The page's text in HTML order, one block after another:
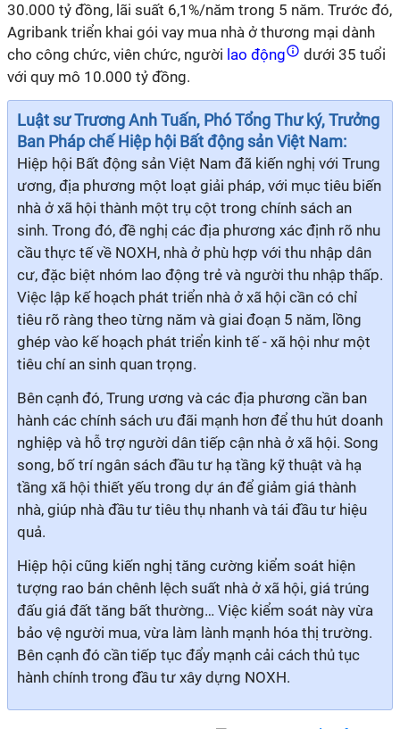
30.000 tỷ đồng, lãi suất 6,1%/năm trong 5 năm. Trước đó,
Agribank triển khai gói vay mua nhà ở thương mại dành
cho công chức, viên chức, người lao động
dưới 35 tuổi
với quy mô 10.000 tỷ đồng.
Luật sư Trương Anh Tuấn, Phó Tổng Thư ký, Trưởng
Ban Pháp chế Hiệp hội Bất động sản Việt Nam:
Hiệp hội Bất động sản Việt Nam đã kiến nghị với Trung
ương, địa phương một loạt giải pháp, với mục tiêu biến
nhà ở xã hội thành một trụ cột trong chính sách an
sinh. Trong đó, đề nghị các địa phương xác định rõ nhu
cầu thực tế về NOXH, nhà ở phù hợp với thu nhập dân
cư, đặc biệt nhóm lao động trẻ và người thu nhập thấp.
Việc lập kế hoạch phát triển nhà ở xã hội cần có chỉ
tiêu rõ ràng theo từng năm và giai đoạn 5 năm, lồng
ghép vào kế hoạch phát triển kinh tế - xã hội như một
tiêu chí an sinh quan trọng.
Bên cạnh đó, Trung ương và các địa phương cần ban
hành các chính sách ưu đãi mạnh hơn để thu hút doanh
nghiệp và hỗ trợ người dân tiếp cận nhà ở xã hội. Song
song, bố trí ngân sách đầu tư hạ tầng kỹ thuật và hạ
tầng xã hội thiết yếu trong dự án để giảm giá thành
nhà, giúp nhà đầu tư tiêu thụ nhanh và tái đầu tư hiệu
quả.
Hiệp hội cũng kiến nghị tăng cường kiểm soát hiện
tượng rao bán chênh lệch suất nhà ở xã hội, giá trúng
đấu giá đất tăng bất thường… Việc kiểm soát này vừa
bảo vệ người mua, vừa làm lành mạnh hóa thị trường.
Bên cạnh đó cần tiếp tục đẩy mạnh cải cách thủ tục
hành chính trong đầu tư xây dựng NOXH.